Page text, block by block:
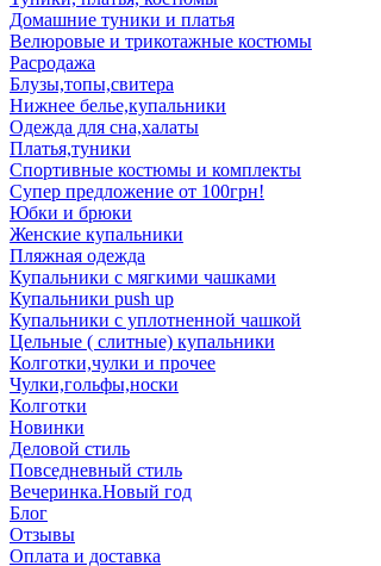
Домашние туники и платья
Велюровые и трикотажные костюмы
Расродажа
Блузы,топы,свитера
Нижнее белье,купальники
Одежда для сна,халаты
Платья,туники
Спортивные костюмы и комплекты
Супер предложение от 100грн!
Юбки и брюки
Женские купальники
Пляжная одежда
Купальники с мягкими чашками
Купальники push up
Купальники с уплотненной чашкой
Цельные ( слитные) купальники
Колготки,чулки и прочее
Чулки,гольфы,носки
Колготки
Новинки
Деловой стиль
Повседневный стиль
Вечеринка.Новый год
Блог
Отзывы
Оплата и доставка